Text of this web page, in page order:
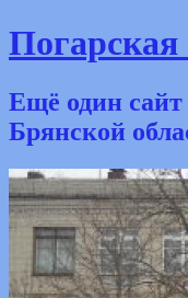
Ещё один
Брянской